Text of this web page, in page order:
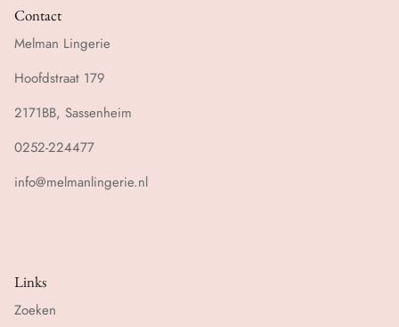
Contact
Melman Lingerie
Hoofdstraat 179
2171BB, Sassenheim
0252-224477
info@melmanlingerie.nl
Links
Zoeken